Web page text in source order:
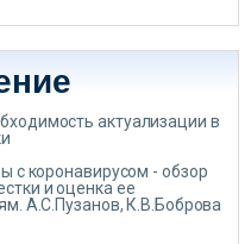
актуализации в
с коронавирусом - обзор
и оценка ее
А.С.Пузанов, К.В.Боброва